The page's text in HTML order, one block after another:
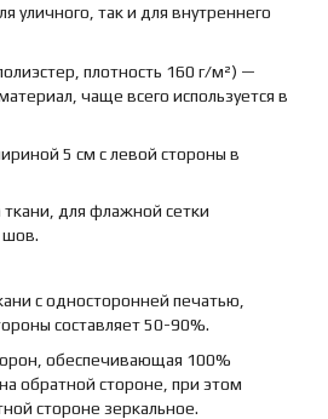
уличного, так и для внутреннего
плотность 160 г/м²) —
чаще всего используется в
5 см с левой стороны в
ткани, для флажной сетки
шов.
с односторонней печатью,
составляет 50-90%.
обеспечивающая 100%
обратной стороне, при этом
стороне зеркальное.